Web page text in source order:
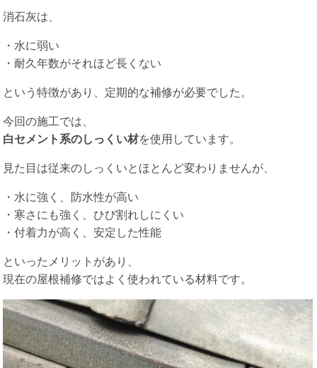
消石灰は、
・水に弱い
・耐久年数がそれほど長くない
という特徴があり、定期的な補修が必要でした。
今回の施工では、
白セメント系のしっくい材を使用しています。
見た目は従来のしっくいとほとんど変わりませんが、
・水に強く、防水性が高い
・寒さにも強く、ひび割れしにくい
・付着力が高く、安定した性能
といったメリットがあり、
現在の屋根補修ではよく使われている材料です。